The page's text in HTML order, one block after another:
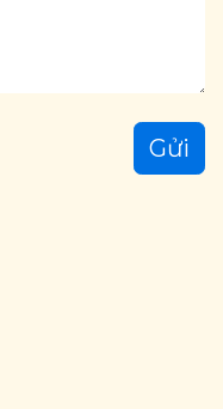
Gửi